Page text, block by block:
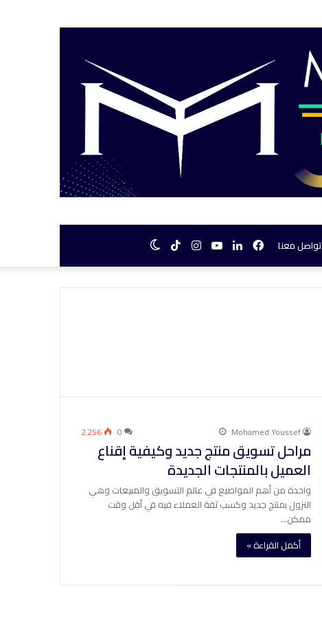
تواصل معنا
المظلم
TikTok
انستقرام يوتيوب لينكدإنفيسبوك
Mohamed Youssef
0 2٬256
مراحل تسويق منتج جديد وكيفية إقناع
العميل بالمنتجات الجديدة
واحدة من أهم المواضيع في عالم التسويق والمبيعات وهي
النزول بمنتج جديد وكسب ثقة العملاء فيه في أقل وقت
ممكن…
أكمل القراءة »